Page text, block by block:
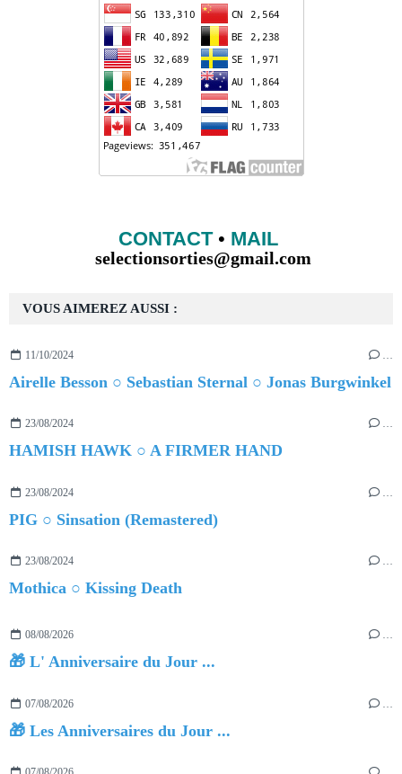
VOUS AIMEREZ AUSSI :
11/10/2024 …
Airelle Besson ○ Sebastian Sternal ○ Jonas Burgwinkel
23/08/2024 …
HAMISH HAWK ○ A FIRMER HAND
23/08/2024
PIG ○ Sinsation (Remastered)
23/08/2024 …
Mothica ○ Kissing Death
08/08/2026 …
🎁 L' Anniversaire du Jour ...
07/08/2026
🎁 Les Anniversaires du Jour ...
CONTACT• MAIL
selectionsorties@gmail.com